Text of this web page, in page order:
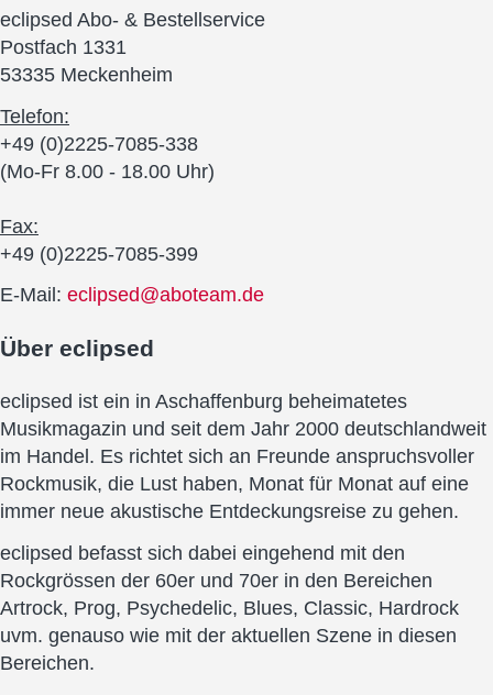
eclipsed Abo- & Bestellservice
Postfach 1331
53335 Meckenheim
Telefon:
+49 (0)2225-7085-338
(Mo-Fr 8.00 - 18.00 Uhr)
Fax:
+49 (0)2225-7085-399
E-Mail: eclipsed@aboteam.de
Über eclipsed
eclipsed ist ein in Aschaffenburg beheimatetes
Musikmagazin und seit dem Jahr 2000 deutschlandweit
im Handel. Es richtet sich an Freunde anspruchsvoller
Rockmusik, die Lust haben, Monat für Monat auf eine
immer neue akustische Entdeckungsreise zu gehen.
eclipsed befasst sich dabei eingehend mit den
Rockgrössen der 60er und 70er in den Bereichen
Artrock, Prog, Psychedelic, Blues, Classic, Hardrock
uvm. genauso wie mit der aktuellen Szene in diesen
Bereichen.